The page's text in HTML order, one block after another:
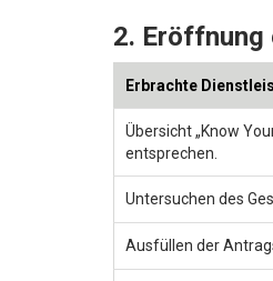
2. Eröffnung
Erbrachte
Übersicht „Know
entsprechen.
Untersuchen des
Ausfüllen der